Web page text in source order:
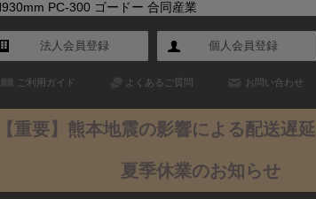
PC-300 ゴードー 合同産業
法人会員登録 個人会員登録
ご利用ガイド よくあるご質問 お問い合わせ
重要】熊本地震の影響による配送遅
夏季休業のお知らせ